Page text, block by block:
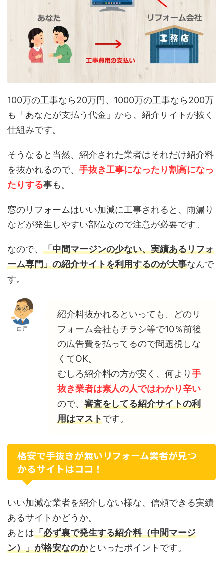
100万の工事なら20万円、1000万の工事なら200万
も「あなたが支払う代金」から、紹介サイトが抜く
仕組みです。
そうなると当然、紹介された業者はそれだけ紹介料
を抜かれるので、 手抜き工事になったり割高になっ
たりする事も。
窓のリフォームはいい加減に工事されると、雨漏り
などが発生しやすい部位なので注意が必要です。
なので、 「中間マージンの少ない、実績あるリフォ
ーム専門」の紹介サイトを利用するのが大事なんで
す。
白戸
紹介料抜かれるといっても、どのリ
フォーム会社もチラシ等で10％前後
の広告費を払ってるので問題視しな
くてOK。
むしろ紹介料の方が安く、何より手
抜き業者は素人の人ではわかり辛い
ので、 審査をしてる紹介サイトの利
用はマストです。
格安で手抜きが無いリフォーム業者が見つ
かるサイトはココ！
いい加減な業者を紹介しない様な、信頼できる実績
あるサイトかどうか。
あとは「必ず裏で発生する紹介料（中間マージ
ン）」が格安なのかといったポイントです。